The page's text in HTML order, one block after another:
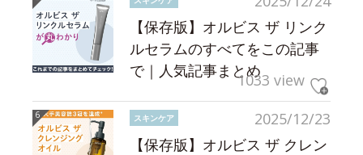
【保存版】オルビス ザ リンク
ルセラムのすべてをこの記事
で｜人気記事まとめ1033 view
2025/12/23
スキンケア
【保存版】オルビス ザ クレン